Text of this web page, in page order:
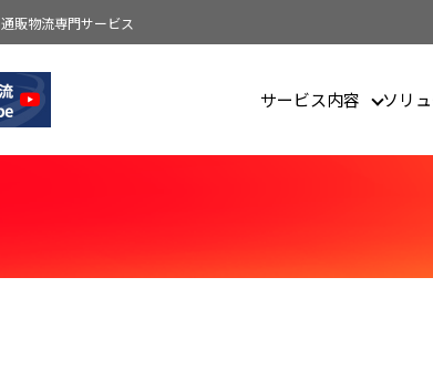
販物流専門サービス
行のロジデザイン
サービス内容 ソリ